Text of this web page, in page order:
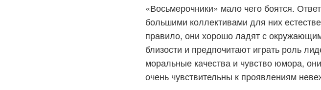
«Восьмерочники» мало чего боятся.
большими коллективами для них
правило, они хорошо ладят с
близости и предпочитают играть роль
моральные качества и чувство юмора,
очень чувствительны к проявлениям